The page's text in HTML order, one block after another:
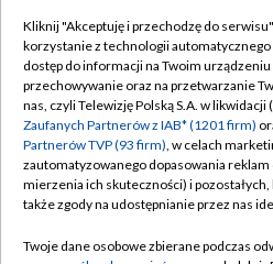
TVP
Abonament TVP
Emisja w TVP
Centrum informacji TVP
Naziemna Telewizja Cyfrowa
Polityka
Moje
Kliknij "Akceptuję i przechodzę do
korzystanie z technologii automatycznego
dostęp do informacji na Twoim
przechowywanie oraz na przetwarzanie
nas, czyli Telewizję Polską S.A. w likwidacji
Zaufanych Partnerów z IAB* (1201 firm)
Partnerów TVP (93 firm), w celach
zautomatyzowanego dopasowania
mierzenia ich skuteczności) i
także zgody na udostępnianie przez nas
Twoje dane osobowe zbierane podczas